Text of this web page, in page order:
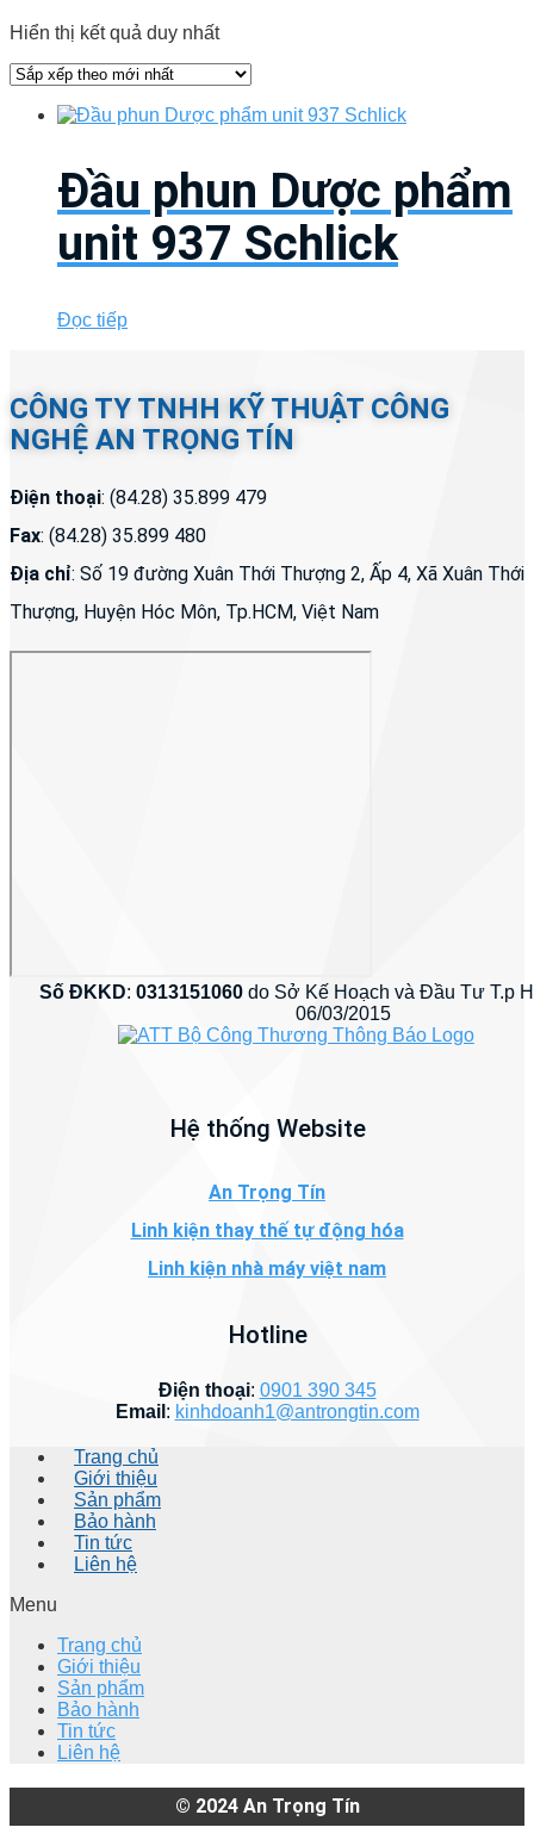
Hiển thị kết quả duy nhất
Đầu phun Dược phẩm
unit 937 Schlick
Đọc tiếp
CÔNG TY TNHH KỸ THUẬT CÔNG
NGHỆ AN TRỌNG TÍN
Điện thoại: (84.28) 35.899 479
Fax: (84.28) 35.899 480
Địa chỉ: Số 19 đường Xuân Thới Thượng 2, Ấp 4, Xã Xuân Thới
Thượng, Huyện Hóc Môn, Tp.HCM, Việt Nam
Số ĐKKD:0313151060 do Sở Kế Hoạch và Đầu Tư T.p
06/03/2015
Hệ thống Website
An Trọng Tín
Linh kiện thay thế tự động hóa
Linh kiện nhà máy việt nam
Hotline
Điện thoại: 0901 390 345
Email : kinhdoanh1@antrongtin.com
Trang chủ
Giới thiệu
Sản phẩm
Bảo hành
Tin tức
Liên hệ
Menu
Trang chủ
Giới thiệu
Sản phẩm
Bảo hành
Tin tức
Liên hệ
© 2024 An Trọng Tín